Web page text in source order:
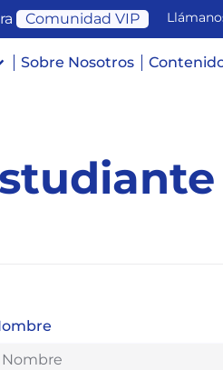
Comunidad VIP
Sobre Nosotros